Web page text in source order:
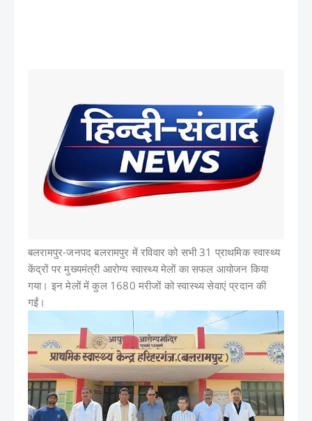
बलरामपुर-जनपद बलरामपुर में रविवार को सभी 31 प्राथमिक स्वास्थ्य
केंद्रों पर मुख्यमंत्री आरोग्य स्वास्थ्य मेलों का सफल आयोजन किया
गया। इन मेलों में कुल 1680 मरीजों को स्वास्थ्य सेवाएं प्रदान की
गईं।